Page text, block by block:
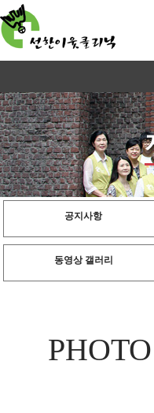
공지사항
동영상 갤러리